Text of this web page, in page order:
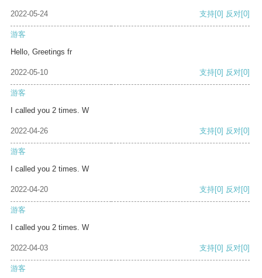
2022-05-24 支持[0] 反对[0]
游客
Hello, Greetings fr
2022-05-10 支持[0] 反对[0]
游客
I called you 2 times. W
2022-04-26 支持[0] 反对[0]
游客
I called you 2 times. W
2022-04-20 支持[0] 反对[0]
游客
I called you 2 times. W
2022-04-03 支持[0] 反对[0]
游客